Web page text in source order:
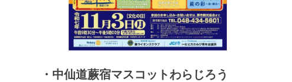
・中仙道蕨宿マスコットわらじろう